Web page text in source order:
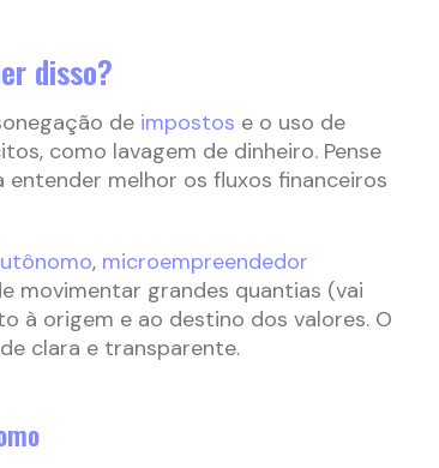
disso?
de impostos e o uso de
como lavagem de dinheiro. Pense
melhor os fluxos financeiros
, microempreendedor
movimentar grandes quantias (vai
à origem e ao destino dos valores. O
clara e transparente.